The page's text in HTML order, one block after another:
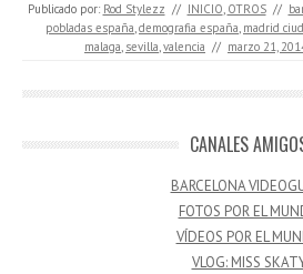
Publicado por: Rod Stylezz // INICIO, OTROS //
pobladas españa,demografia españa, madrid
malaga, sevilla,valencia // marzo 21,
CANALES
BARCELONA
FOTOS POR EL
VÍDEOS POR EL
VLOG: MISS